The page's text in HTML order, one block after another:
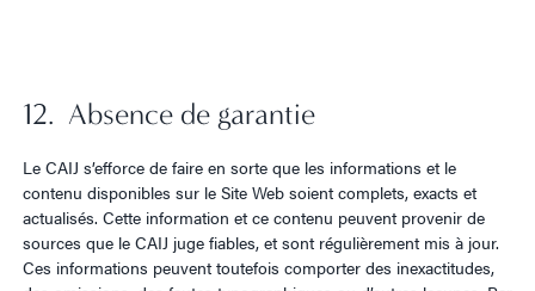
12. Absence de garantie
Le CAIJ s’efforce de faire en sorte que les informations et le
contenu disponibles sur le Site Web soient complets, exacts et
actualisés. Cette information et ce contenu peuvent provenir de
sources que le CAIJ juge fiables, et sont régulièrement mis à jour.
Ces informations peuvent toutefois comporter des inexactitudes,